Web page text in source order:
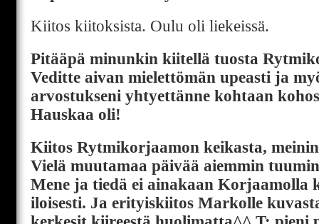
Kiitos kiitoksista. Oulu oli liekeissä.
Pitääpä minunkin kiitellä tuosta
Veditte aivan mielettömän upeasti ja
arvostukseni yhtyettänne kohtaan
Hauskaa oli!
Kiitos Rytmikorjaamon keikasta,
Vielä muutamaa päivää aiemmin
Mene ja tiedä ei ainakaan Korjaamolla
iloisesti. Ja erityiskiitos Markolle